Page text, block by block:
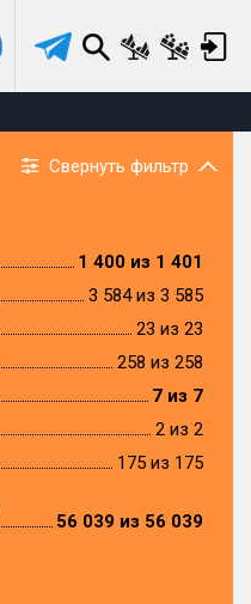
Свернуть фильтр
1 400 из 1 401
3 584 из 3 585
23 из 23
258 из 258
7 из 7
2 из 2
175 из 175
56 039 из 56 039